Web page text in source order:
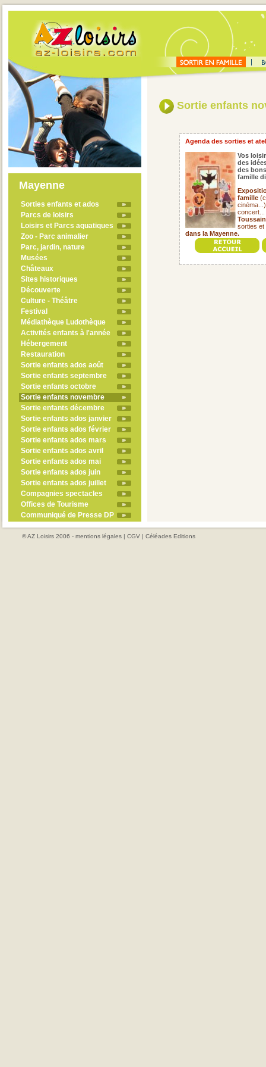
Mayenne
Sorties enfants et ados
Parcs de loisirs
Loisirs et Parcs aquatiques
Zoo - Parc animalier
Parc, jardin, nature
Musées
Châteaux
Sites historiques
Découverte
Culture - Théâtre
Festival
Médiathèque Ludothèque
Activités enfants à l'année
Hébergement
Restauration
Sortie enfants ados août
Sortie enfants septembre
Sortie enfants octobre
Sortie enfants novembre
Sortie enfants décembre
Sortie enfants ados janvier
Sortie enfants ados février
Sortie enfants ados mars
Sortie enfants ados avril
Sortie enfants ados mai
Sortie enfants ados juin
Sortie enfants ados juillet
Compagnies spectacles
Offices de Tourisme
Communiqué de Presse DP
Sortie enfants
Agenda des sorties et
Vos
des
des
famille
famille
concert...
sorties
dans la Mayenne.
© AZ Loisirs 2006 - mentions légales | CGV | Céléades Editions